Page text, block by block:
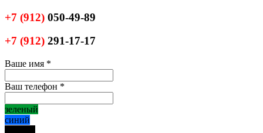
+7 (912) 050-49-89
+7 (912) 291-17-17
Ваше имя *
Ваш телефон *
зеленый
синий